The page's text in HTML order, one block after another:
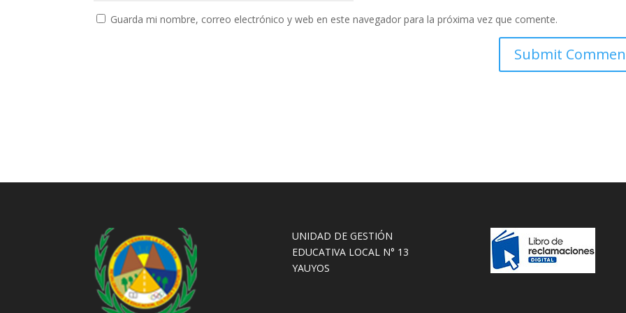
Guarda mi nombre, correo electrónico y web en este navegador para la próxima vez que comente.
UNIDAD DE GESTIÓN
EDUCATIVA LOCAL N° 13
YAUYOS